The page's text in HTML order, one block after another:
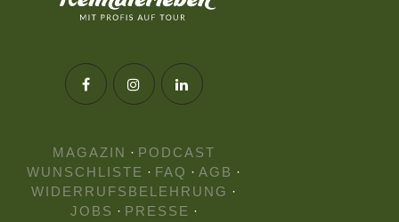
MAGAZIN · PODCAST
WUNSCHLISTE · FAQ · AGB ·
WIDERRUFSBELEHRUNG ·
JOBS · PRESSE ·